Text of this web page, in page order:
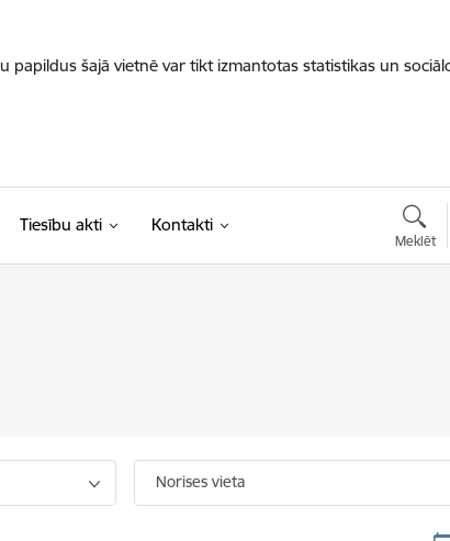
šajā vietnē var tikt izmantotas statistikas un
Tiesību akti Kontakti
Meklēt
Norises vieta